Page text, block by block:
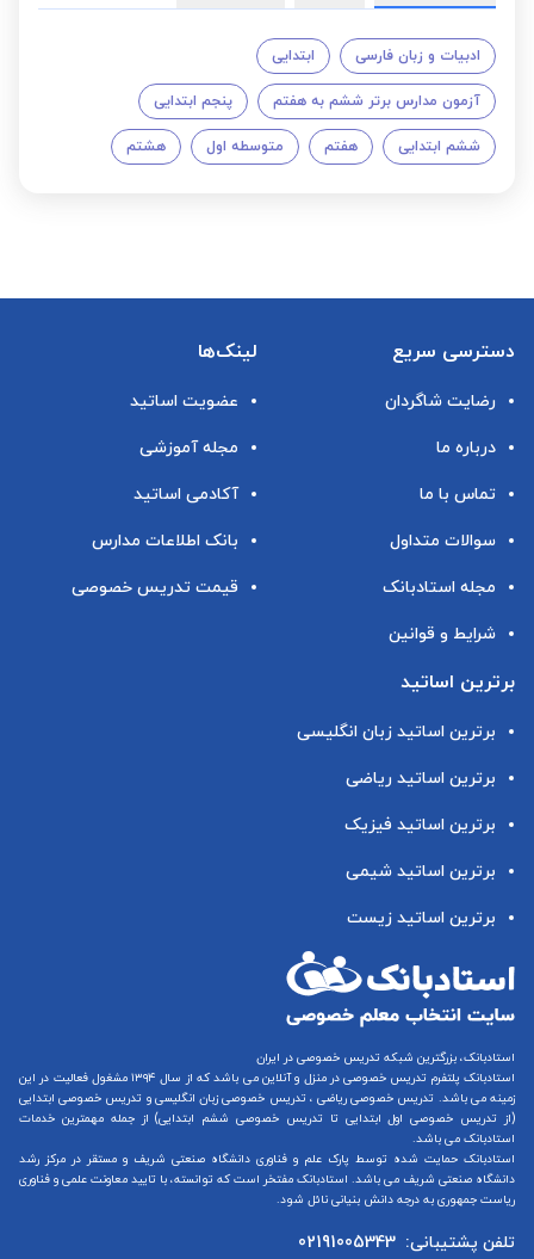
ادبیات و زبان فارسی ابتدایی
آزمون مدارس برتر ششم به هفتم پنجم ابتدایی
ششم ابتدایی هفتم متوسطه اول هشتم
دسترسی سریع
رضایت شاگردان
درباره ما
تماس با ما
سوالات متداول
مجله استادبانک
شرایط و قوانین
لینک‌ها
عضویت اساتید
مجله آموزشی
آکادمی اساتید
بانک اطلاعات مدارس
قیمت تدریس خصوصی
برترین اساتید
برترین اساتید زبان انگلیسی
برترین اساتید ریاضی
برترین اساتید فیزیک
برترین اساتید شیمی
برترین اساتید زیست
استادبانک، بزرگترین شبکه تدریس خصوصی در ایران
استادبانک پلتفرم تدریس خصوصی در منزل و آنلاین
می باشد که از سال ۱۳۹۴ مشغول فعالیت در این
زمینه می باشد. تدریس خصوصی ریاضی ، تدریس خصوصی زبان انگلیسیو تدریس خصوصی ابتدایی
(از تدریس خصوصی اول ابتدایی تا تدریس خصوصی ششم ابتدایی) از جمله مهمترین خدمات
استادبانک می باشد.
استادبانک حمایت شده توسط پارک علم و فناوری دانشگاه صنعتی شریف و مستقر در مرکز رشد
دانشگاه صنعتی شریف می باشد. استادبانک مفتخر است که توانسته، با تایید معاونت علمی و فناوری
ریاست جمهوری به درجه دانش بنیانی نائل شود.
تلفن پشتیبانی: 02191005343